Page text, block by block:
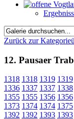
Zurück zur
12. Pausaer
1318 1318 1319 1319
1336 1337 1337 1338
1355 1355 1356 1356
1373 1374 1374 1375
1392 1392 1393 1393